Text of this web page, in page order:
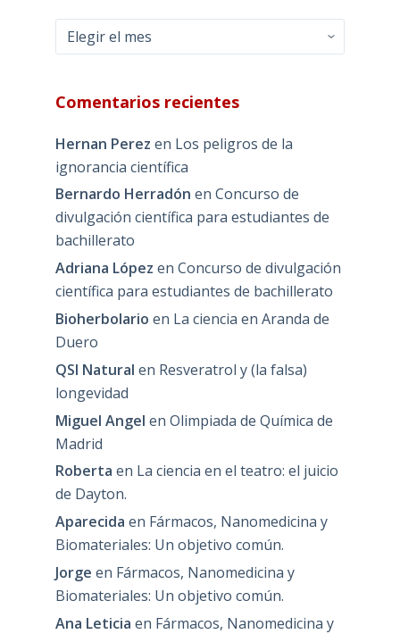
Archivos
Comentarios recientes
Hernan Perez en Los peligros de la
ignorancia científica
Bernardo Herradón en Concurso de
divulgación científica para estudiantes de
bachillerato
Adriana López en Concurso de divulgación
científica para estudiantes de bachillerato
Bioherbolario en La ciencia en Aranda de
Duero
QSI Natural en Resveratrol y (la falsa)
longevidad
Miguel Angel en Olimpiada de Química de
Madrid
Roberta en La ciencia en el teatro: el juicio
de Dayton.
Aparecida en Fármacos, Nanomedicina y
Biomateriales: Un objetivo común.
Jorge en Fármacos, Nanomedicina y
Biomateriales: Un objetivo común.
Ana Leticia en Fármacos, Nanomedicina y